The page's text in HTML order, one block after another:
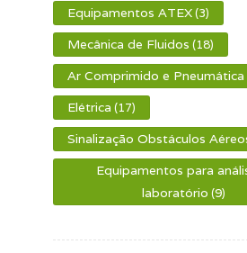
Equipamentos ATEX(3)
Mecânica de Fluidos (18)
Ar Comprimido e Pneumática
Elétrica (17)
Sinalização Obstáculos
Equipamentos para
laboratório (9)